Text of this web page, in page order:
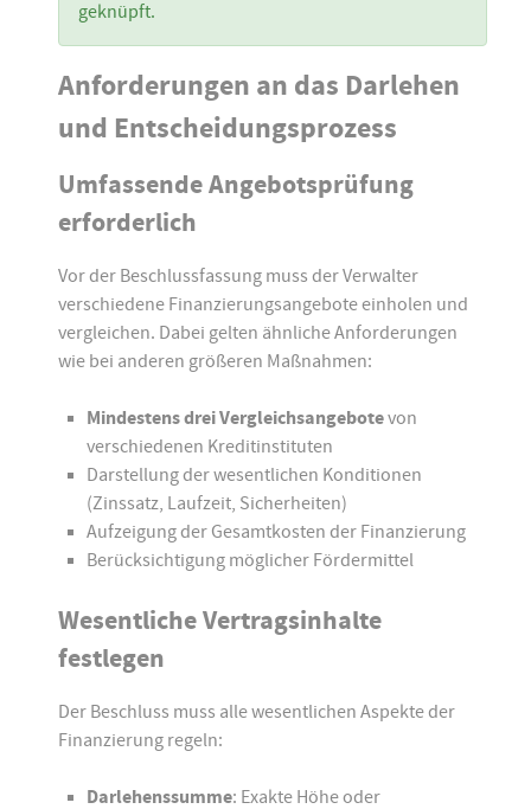
geknüpft.
Anforderungen an das Darlehen
und Entscheidungsprozess
Umfassende Angebotsprüfung
erforderlich
Vor der Beschlussfassung muss der Verwalter
verschiedene Finanzierungsangebote einholen und
vergleichen. Dabei gelten ähnliche Anforderungen
wie bei anderen größeren Maßnahmen:
Mindestens drei Vergleichsangebotevon
verschiedenen Kreditinstituten
Darstellung der wesentlichen Konditionen
(Zinssatz, Laufzeit, Sicherheiten)
Aufzeigung der Gesamtkosten der Finanzierung
Berücksichtigung möglicher Fördermittel
Wesentliche Vertragsinhalte
festlegen
Der Beschluss muss alle wesentlichen Aspekte der
Finanzierung regeln:
Darlehenssumme: Exakte Höhe oder